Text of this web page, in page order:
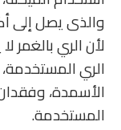
لأن الري
الري المستخدمة،
الأسمدة،
المستخدمة.